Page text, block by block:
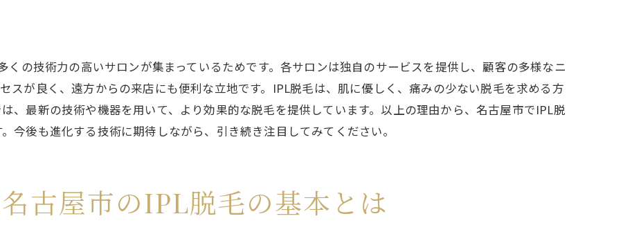
IPL脱毛の効果を引き出す名古屋での施術
脱毛効果に驚き名古屋で評判のIPL脱毛体験談
名古屋市で話題のIPL脱毛、実際の声を紹介
名古屋市でのIPL脱毛、実際の利用者の声
評判の良いIPL脱毛、名古屋での体験談
の技術力の高いサロンが集まっているためです。各サロンは独自のサービスを提供し、顧客の多様なニ
スが良く、遠方からの来店にも便利な立地です。IPL脱毛は、肌に優しく、痛みの少ない脱毛を求める方
、最新の技術や機器を用いて、より効果的な脱毛を提供しています。以上の理由から、名古屋市でIPL脱
今後も進化する技術に期待しながら、引き続き注目してみてください。
古屋市のIPL脱毛の基本とは